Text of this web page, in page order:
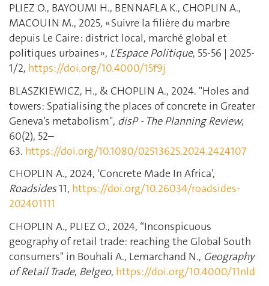
PLIEZ O., BAYOUMI H., BENNAFLA K., CHOPLIN A.,
MACOUIN M., 2025, « Suivre la filière du marbre
depuis Le Caire : district local, marché global et
politiques urbaines », L’Espace Politique, 55-56 | 2025-
1/2, https://doi.org/10.4000/15f9j
BLASZKIEWICZ, H., & CHOPLIN A., 2024. "Holes and
towers: Spatialising the places of concrete in Greater
Geneva’s metabolism", disP - The Planning Review,
60(2), 52–
63. https://doi.org/10.1080/02513625.2024.2424107
CHOPLIN A., 2024, ‘Concrete Made In Africa’,
Roadsides11, https://doi.org/10.26034/roadsides-
202401111
CHOPLIN A., PLIEZ O., 2024, “Inconspicuous
geography of retail trade: reaching the Global South
consumers" in Bouhali A., Lemarchand N., Geography
of Retail Trade, Belgeo, https://doi.org/10.4000/11nld